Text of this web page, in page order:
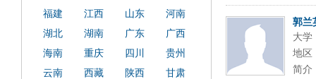
ply operand97996xca
dfbsetx9899197996xxca
郭兰
大学
地区
简介
福建
江西 山东
河南
湖北
湖南 广东
广西
海南
重庆 四川
贵州
云南
西藏 陕西
甘肃